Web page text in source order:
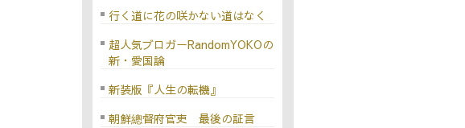
行く道に花の咲かない道はなく
超人気ブロガーRandomYOKOの
新・愛国論
新装版『人生の転機』
朝鮮總督府官吏 最後の証言